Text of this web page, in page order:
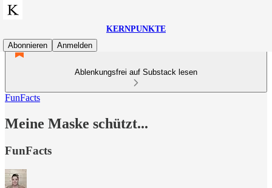
KERNPUNKTE
Abonnieren
Anmelden
Ablenkungsfrei auf Substack lesen
FunFacts
Meine Maske schützt...
FunFacts